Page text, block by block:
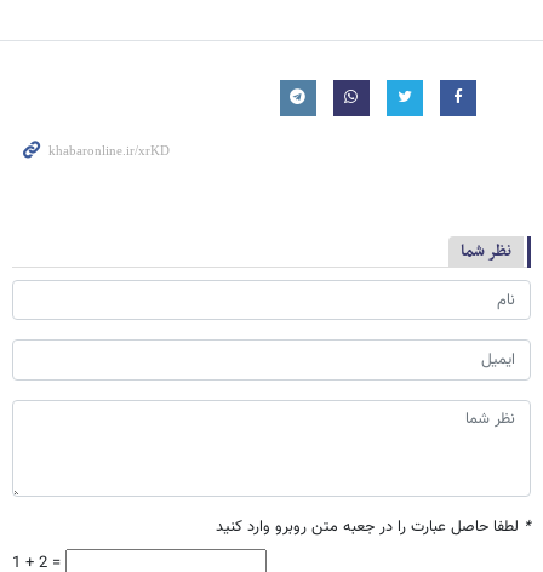
نظر شما
* لطفا حاصل عبارت را در جعبه متن روبرو وارد کنید
1 + 2 =